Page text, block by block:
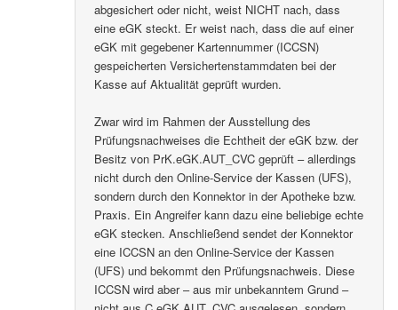
abgesichert oder nicht, weist NICHT nach, dass
eine eGK steckt. Er weist nach, dass die auf einer
eGK mit gegebener Kartennummer (ICCSN)
gespeicherten Versichertenstammdaten bei der
Kasse auf Aktualität geprüft wurden.
Zwar wird im Rahmen der Ausstellung des
Prüfungsnachweises die Echtheit der eGK bzw. der
Besitz von PrK.eGK.AUT_CVC geprüft – allerdings
nicht durch den Online-Service der Kassen (UFS),
sondern durch den Konnektor in der Apotheke bzw.
Praxis. Ein Angreifer kann dazu eine beliebige echte
eGK stecken. Anschließend sendet der Konnektor
eine ICCSN an den Online-Service der Kassen
(UFS) und bekommt den Prüfungsnachweis. Diese
ICCSN wird aber – aus mir unbekanntem Grund –